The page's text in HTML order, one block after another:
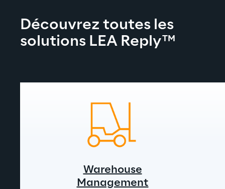
Découvrez toutes les
solutions LEA Reply™
Warehouse
Management